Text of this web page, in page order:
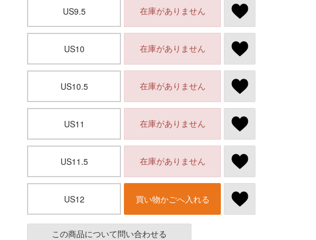
US9.5 在庫がありません
US10 在庫がありません
US10.5 在庫がありません
US11 在庫がありません
US11.5 在庫がありません
US12 買い物かごへ入れる
この商品について問い合わせる